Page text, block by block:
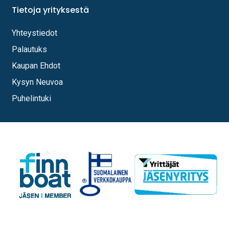
Tietoja yrityksestä
Yhteystiedot
Palautuks
Kaupan Ehdot
Kysyn Neuvoa
Puhelintuki